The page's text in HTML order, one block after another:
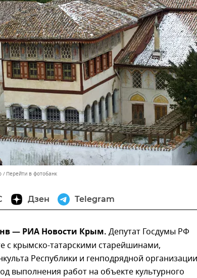
Перейти в фотобанк
Дзен Telegram
— РИА Новости Крым. Депутат Госдумы РФ
с крымско-татарскими старейшинами,
Республики и генподрядной организации
выполнения работ на объекте культурного